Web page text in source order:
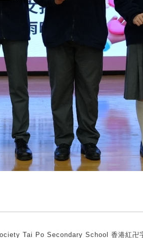
Tai Po Secondary School 香港紅卍